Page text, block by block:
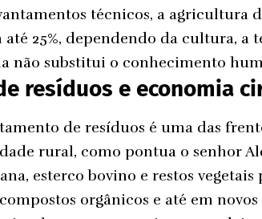
técnicos, a agricultura
até 25%, dependendo da cultura, a
não substitui o conhecimento
resíduos e economia
de resíduos é uma das
rural, como pontua o senhor
esterco bovino e restos
orgânicos e até em